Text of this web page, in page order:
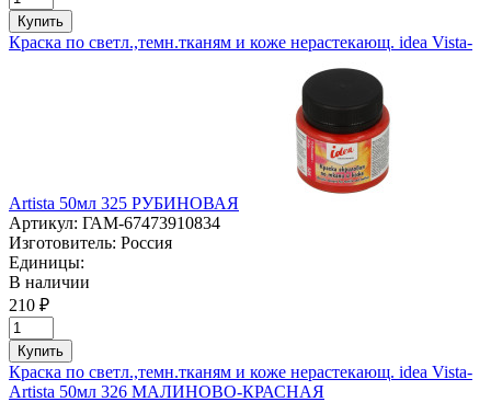
Купить
Краска по светл.,темн.тканям и коже нерастекающ. idea Vista-
Artista 50мл 325 РУБИНОВАЯ
Артикул: ГАМ-67473910834
Изготовитель: Россия
Единицы:
В наличии
210 ₽
Купить
Краска по светл.,темн.тканям и коже нерастекающ. idea Vista-
Artista 50мл 326 МАЛИНОВО-КРАСНАЯ